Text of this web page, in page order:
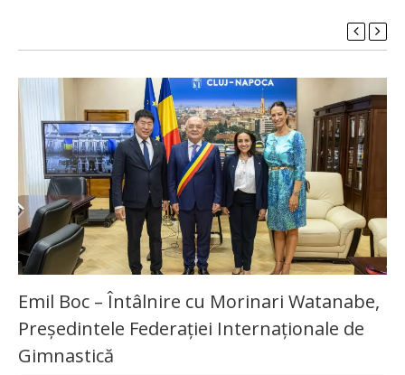
Emil Boc – Întâlnire cu Morinari Watanabe,
Președintele Federației Internaționale de
Gimnastică